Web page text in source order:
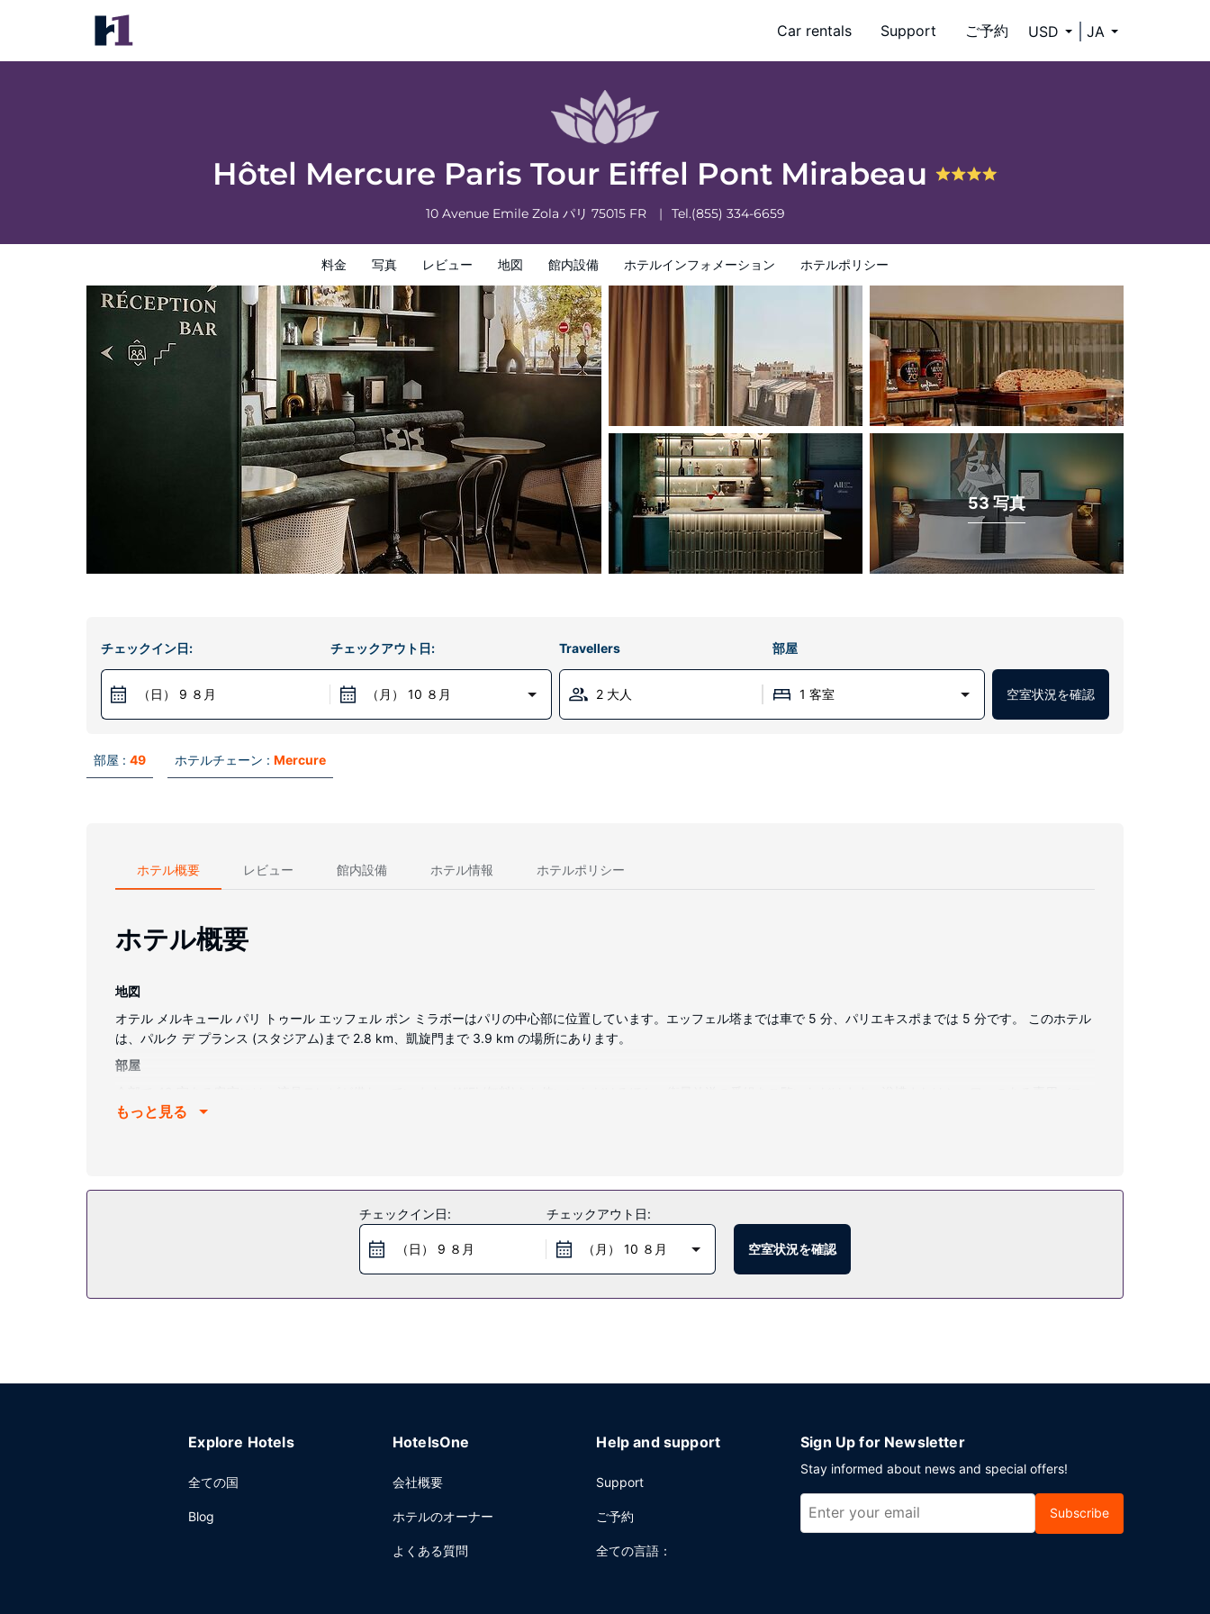
Car rentals Support ご予約 USD JA
Hôtel Mercure Paris Tour Eiffel Pont Mirabeau
10 Avenue Emile Zola パリ 75015 FR Tel.(855) 334-6659
料金 写真 レビュー 地図 館内設備 ホテルインフォメーション ホテルポリシー
Hôtel Mercure Paris Tour Eiffel Pont Mirabeau
料金 写真
53 写真
チェックイン日:
（日） 9 ８月
チェックアウト日:
（月） 10 ８月
Travellers 部屋
2 大人 1 客室 空室状況を確認
部屋 : 49 ホテルチェーン : Mercure
ホテル概要 レビュー 館内設備 ホテル情報 ホテルポリシー
ホテル概要
地図
オテル メルキュール パリ トゥール エッフェル ポン ミラボーはパリの中心部に位置しています。エッフェル塔までは車で 5 分、パリエキスポまでは 5 分です。 このホテル
は、パルク デ プランス (スタジアム)まで 2.8 km、凱旋門まで 3.9 km の場所にあります。
部屋
ルームには、バスアメニティ (無料)、ヘアドライヤーが備わっています。セーフティボックス、デスクの他に、市内通話 (無料)付きの電話をご利用いただけます。
レストラン
軽食にはスナックバー / デリをご利用ください。客室からもホテルのルームサービス (営業時間限定)をご利用いただけます。バー / ラウンジでお好みのドリンクを召し上が
り、喉の渇きを癒してください。朝食ビュッフェは、平日は 6:30 ～ 10:00 まで、週末は 6:30 ～ 11:00 まで、有料でお召し上がりいただけます。LOCALIZE
もっと見る
チェックイン日:
（日） 9 ８月
チェックアウト日:
（月） 10 ８月 空室状況を確認
Explore Hotels
全ての国
Blog
HotelsOne
会社概要
ホテルのオーナー
よくある質問
Help and support
Support
ご予約
全ての言語：
Sign Up for Newsletter
Stay informed about news and special offers!
Subscribe